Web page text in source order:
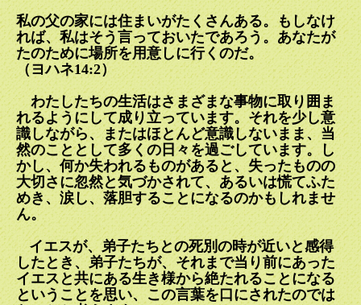
私の父の家には住まいがたくさんある。もしなけ
れば、私はそう言っておいたであろう。あなたが
たのために場所を用意しに行くのだ。
（ヨハネ14:2）
わたしたちの生活はさまざまな事物に取り囲ま
れるようにして成り立っています。それを少し意
識しながら、またはほとんど意識しないまま、当
然のこととして多くの日々を過ごしています。し
かし、何か失われるものがあると、失ったものの
大切さに忽然と気づかされて、あるいは慌てふた
めき、涙し、落胆することになるのかもしれませ
ん。
イエスが、弟子たちとの死別の時が近いと感得
したとき、弟子たちが、それまで当り前にあった
イエスと共にある生き様から絶たれることになる
ということを思い、この言葉を口にされたのでは